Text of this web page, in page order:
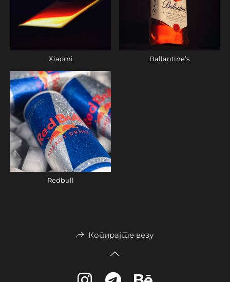
Xiaomi Ballantine’s
Redbull
Копирајте везу